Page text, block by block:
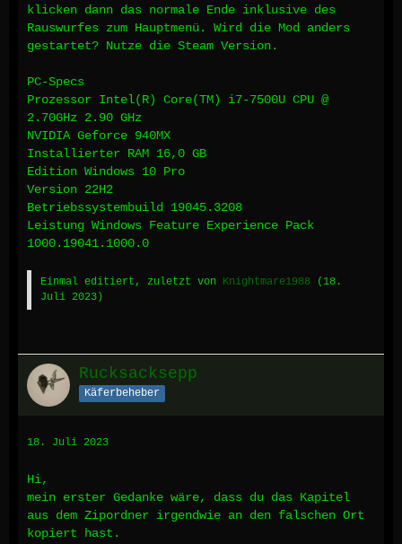
klicken dann das normale Ende inklusive des
Rauswurfes zum Hauptmenü. Wird die Mod anders
gestartet? Nutze die Steam Version.
PC-Specs
Prozessor Intel(R) Core(TM) i7-7500U CPU @
2.70GHz 2.90 GHz
NVIDIA Geforce 940MX
Installierter RAM 16,0 GB
Edition Windows 10 Pro
Version 22H2
Betriebssystembuild 19045.3208
Leistung Windows Feature Experience Pack
1000.19041.1000.0
Einmal editiert, zuletzt von Knightmare1988 ( 18.
Juli 2023 )
Rucksacksepp
Käferbeheber
18. Juli 2023
Hi,
mein erster Gedanke wäre, dass du das Kapitel
aus dem Zipordner irgendwie an den falschen Ort
kopiert hast.